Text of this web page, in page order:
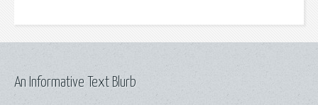
An Informative Text Blurb